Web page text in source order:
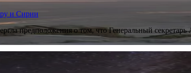
и Сирии
предположения о том, что Генеральный секретарь